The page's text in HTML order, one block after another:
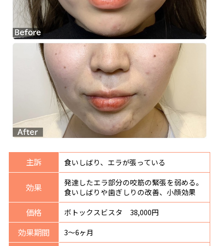
主訴 食いしばり、エラが張っている
効果
発達したエラ部分の咬筋の緊張を弱める。
食いしばりや歯ぎしりの改善、小顔効果
価格 ボトックスビスタ 38,000円
効果期間 3〜6ヶ月